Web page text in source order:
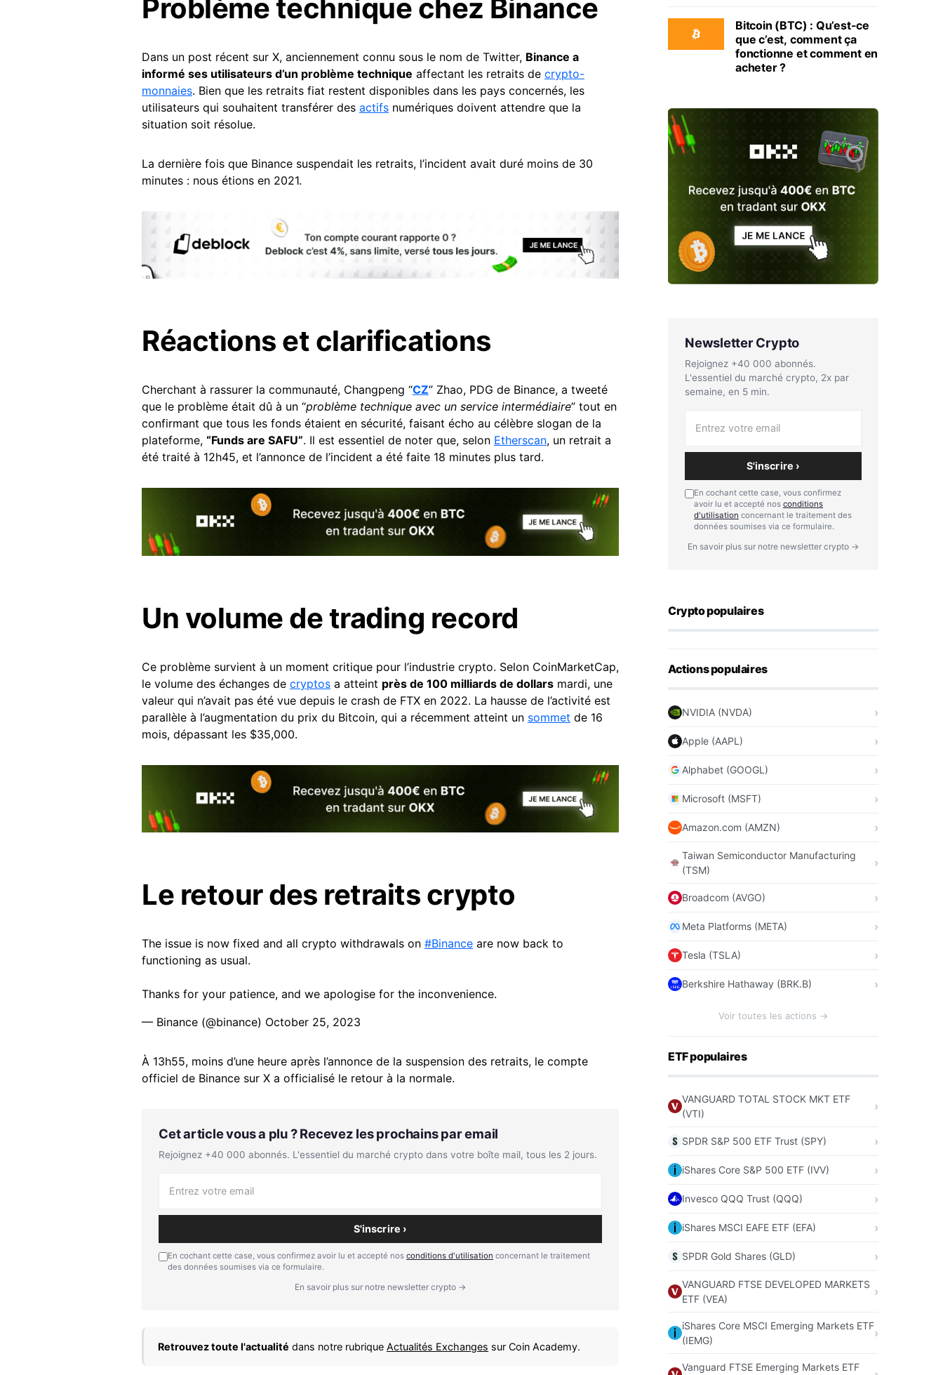
Problème technique chez Binance
Dans un post récent sur X, anciennement connu sous le nom de Twitter, Binance a
informé ses utilisateurs d’un problème technique affectant les retraits de crypto-
monnaies. Bien que les retraits fiat restent disponibles dans les pays concernés, les
utilisateurs qui souhaitent transférer des actifs numériques doivent attendre que la
situation soit résolue.
La dernière fois que Binance suspendait les retraits, l’incident avait duré moins de 30
minutes : nous étions en 2021.
Réactions et clarifications
Cherchant à rassurer la communauté, Changpeng “CZ” Zhao, PDG de Binance, a tweeté
que le problème était dû à un “problème technique avec un service intermédiaire” tout en
confirmant que tous les fonds étaient en sécurité, faisant écho au célèbre slogan de la
plateforme, “Funds are SAFU”. Il est essentiel de noter que, selon Etherscan, un retrait a
été traité à 12h45, et l’annonce de l’incident a été faite 18 minutes plus tard.
Un volume de trading record
Ce problème survient à un moment critique pour l’industrie crypto. Selon CoinMarketCap,
le volume des échanges de cryptos a atteint près de 100 milliards de dollars mardi, une
valeur qui n’avait pas été vue depuis le crash de FTX en 2022. La hausse de l’activité est
parallèle à l’augmentation du prix du Bitcoin, qui a récemment atteint un sommet de 16
mois, dépassant les $35,000.
Le retour des retraits crypto
The issue is now fixed and all crypto withdrawals on #Binance are now back to
functioning as usual.
Thanks for your patience, and we apologise for the inconvenience.
— Binance (@binance) October 25, 2023
À 13h55, moins d’une heure après l’annonce de la suspension des retraits, le compte
officiel de Binance sur X a officialisé le retour à la normale.
Cet article vous a plu ? Recevez les prochains par email
Rejoignez +40 000 abonnés. L'essentiel du marché crypto dans votre boîte mail, tous les 2 jours.
S'inscrire ›
En cochant cette case, vous confirmez avoir lu et accepté nos conditions d'utilisation concernant le traitement
des données soumises via ce formulaire.
En savoir plus sur notre newsletter crypto →
Retrouvez toute l'actualité dans notre rubrique Actualités Exchanges sur Coin Academy.
Bitcoin (BTC) : Qu’est-ce
que c’est, comment ça
fonctionne et comment en
acheter ?
Newsletter Crypto
Rejoignez +40 000 abonnés.
L'essentiel du marché crypto, 2x par
semaine, en 5 min.
S'inscrire ›
En cochant cette case, vous confirmez
avoir lu et accepté nos conditions
d'utilisation concernant le traitement des
données soumises via ce formulaire.
En savoir plus sur notre newsletter crypto →
Crypto populaires
Actions populaires
NVIDIA (NVDA)
Apple (AAPL)
Alphabet (GOOGL)
Microsoft (MSFT)
Amazon.com (AMZN)
Taiwan Semiconductor Manufacturing
(TSM)
Broadcom (AVGO)
Meta Platforms (META)
Tesla (TSLA)
Berkshire Hathaway (BRK.B)
Voir toutes les actions →
ETF populaires
VANGUARD TOTAL STOCK MKT ETF
(VTI)
SPDR S&P 500 ETF Trust (SPY)
iShares Core S&P 500 ETF (IVV)
Invesco QQQ Trust (QQQ)
iShares MSCI EAFE ETF (EFA)
SPDR Gold Shares (GLD)
VANGUARD FTSE DEVELOPED MARKETS
ETF (VEA)
iShares Core MSCI Emerging Markets ETF
(IEMG)
Vanguard FTSE Emerging Markets ETF